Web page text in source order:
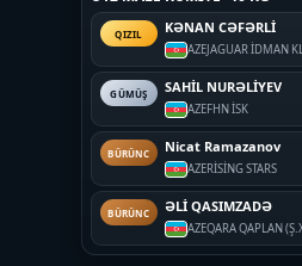
QIZIL KƏNAN CƏFƏRLİ
AZEJAGUAR İDMAN
GÜMÜŞ SAHİL NURƏLİYEV
AZEFHN İSK
BÜRÜNC Nicat Ramazanov
AZERİSİNG STARS
BÜRÜNC ƏLİ QASIMZADƏ
AZEQARA QAPLAN